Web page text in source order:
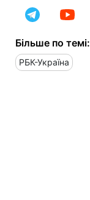
Більше по темі:
РБК-Україна